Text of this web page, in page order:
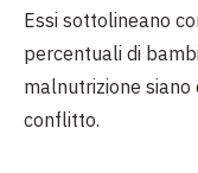
Essi sottolineano
percentuali di
malnutrizione
conflitto.